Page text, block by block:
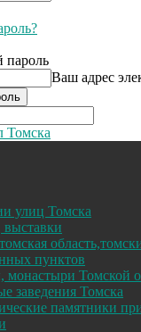
пароль
Ваш адрес
Томска
улиц Томска
пунктов
монастыри Томской
заведения Томска
памятники